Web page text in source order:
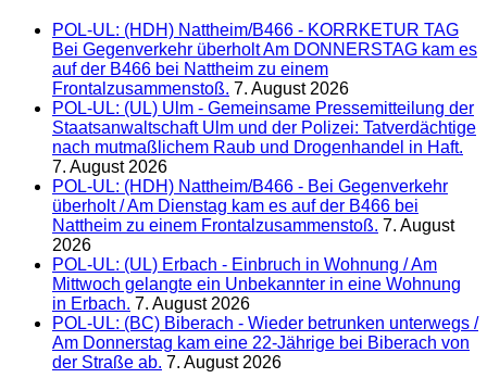
POL-UL: (HDH) Nattheim/B466 - KORRKETUR TAG
Bei Gegenverkehr überholt Am DONNERSTAG kam es
auf der B466 bei Nattheim zu einem
Frontalzusammenstoß. 7. August 2026
POL-UL: (UL) Ulm - Gemeinsame Pressemitteilung der
Staatsanwaltschaft Ulm und der Polizei: Tatverdächtige
nach mutmaßlichem Raub und Drogenhandel in Haft.
7. August 2026
POL-UL: (HDH) Nattheim/B466 - Bei Gegenverkehr
überholt / Am Dienstag kam es auf der B466 bei
Nattheim zu einem Frontalzusammenstoß. 7. August
2026
POL-UL: (UL) Erbach - Einbruch in Wohnung / Am
Mittwoch gelangte ein Unbekannter in eine Wohnung
in Erbach. 7. August 2026
POL-UL: (BC) Biberach - Wieder betrunken unterwegs /
Am Donnerstag kam eine 22-Jährige bei Biberach von
der Straße ab. 7. August 2026